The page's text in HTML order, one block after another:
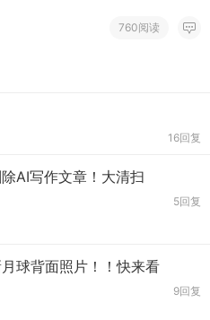
760阅读
16回复
AI写作文章！大清扫
5回复
球背面照片！！快来看
9回复